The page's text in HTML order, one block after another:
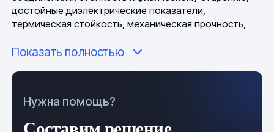
достойные диэлектрические показатели,
термическая стойкость, механическая прочность,
нет липкости, атмосферостойкость. Это самый
структуре нет остатков пластификаторов и
задействования продукта не имеют значимого
Показать полностью
Нужна помощь?